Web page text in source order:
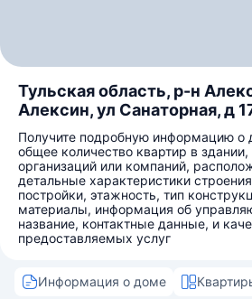
Тульская область, р-н
Алексин, ул Санаторная, д
Получите подробную информацию о
общее количество квартир в здании,
организаций или компаний,
детальные характеристики
постройки, этажность, тип
материалы, информация об
название, контактные данные, и
предоставляемых услуг
Информация о доме